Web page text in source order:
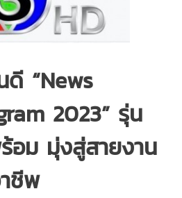
“News
2023” รุ่น
อม มุ่งสู่สายงาน
าชีพ